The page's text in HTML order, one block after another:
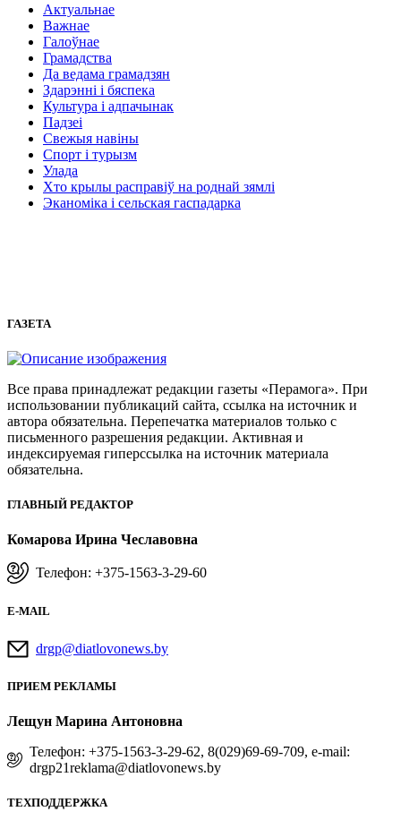
Актуальнае
Важнае
Галоўнае
Грамадства
Да ведама грамадзян
Здарэнні і бяспека
Культура і адпачынак
Падзеі
Свежыя навіны
Спорт і турызм
Улада
Хто крылы расправіў на роднай зямлі
Эканоміка і сельская гаспадарка
ГАЗЕТА
Все права принадлежат редакции газеты «Перамога». При
использовании публикаций сайта, ссылка на источник и
автора обязательна. Перепечатка материалов только с
письменного разрешения редакции. Активная и
индексируемая гиперссылка на источник материала
обязательна.
ГЛАВНЫЙ РЕДАКТОР
Комарова Ирина Чеславовна
Телефон: +375-1563-3-29-60
E-MAIL
drgp@diatlovonews.by
ПРИЕМ РЕКЛАМЫ
Лещун Марина Антоновна
Телефон: +375-1563-3-29-62, 8(029)69-69-709, e-mail:
drgp21reklama@diatlovonews.by
ТЕХПОДДЕРЖКА